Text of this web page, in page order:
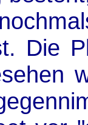
Die